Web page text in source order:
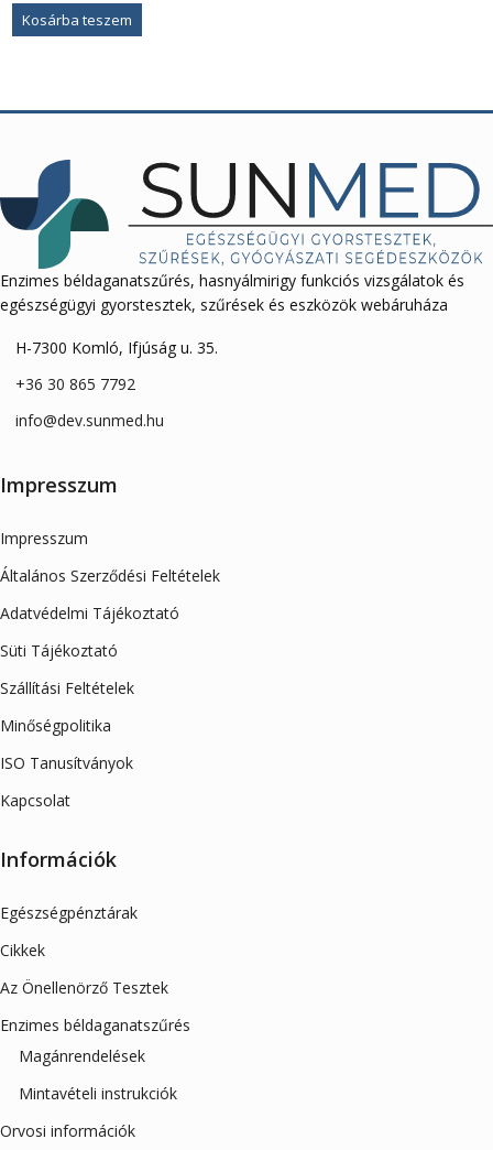
Kosárba teszem
Enzimes béldaganatszűrés, hasnyálmirigy funkciós vizsgálatok és
egészségügyi gyorstesztek, szűrések és eszközök webáruháza
H-7300 Komló, Ifjúság u. 35.
+36 30 865 7792
info@dev.sunmed.hu
Impresszum
Impresszum
Általános Szerződési Feltételek
Adatvédelmi Tájékoztató
Süti Tájékoztató
Szállítási Feltételek
Minőségpolitika
ISO Tanusítványok
Kapcsolat
Információk
Egészségpénztárak
Cikkek
Az Önellenörző Tesztek
Enzimes béldaganatszűrés
Magánrendelések
Mintavételi instrukciók
Orvosi információk